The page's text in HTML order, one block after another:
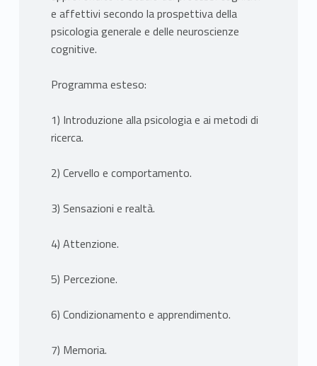
e affettivi secondo la prospettiva della
psicologia generale e delle neuroscienze
cognitive.
Programma esteso:
1) Introduzione alla psicologia e ai metodi di
ricerca.
2) Cervello e comportamento.
3) Sensazioni e realtà.
4) Attenzione.
5) Percezione.
6) Condizionamento e apprendimento.
7) Memoria.